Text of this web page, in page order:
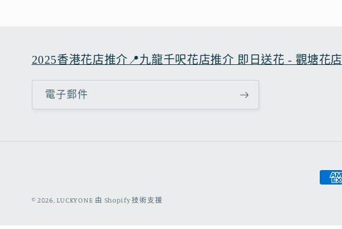
2025香港花店推介📍九龍千呎花店推介 即日送花 - 觀塘花
電子郵件
付
© 2026,LUCKYONE 由 Shopify 技術支援